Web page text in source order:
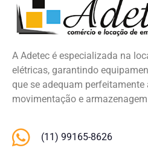
A Adetec é especializada na
elétricas, garantindo
que se adequam
movimentação e
(11) 99165-8626